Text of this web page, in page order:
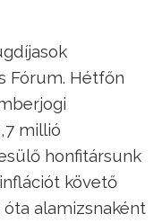
Fórum. Hétfőn
millió
honfitársunk
követő
alamizsnaként